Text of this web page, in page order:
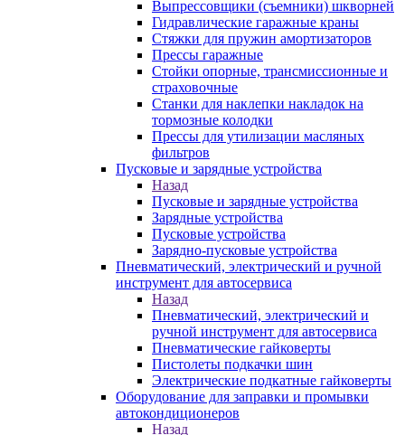
Выпрессовщики (съемники) шкворней
Гидравлические гаражные краны
Стяжки для пружин амортизаторов
Прессы гаражные
Стойки опорные, трансмиссионные и
страховочные
Станки для наклепки накладок на
тормозные колодки
Прессы для утилизации масляных
фильтров
Пусковые и зарядные устройства
Назад
Пусковые и зарядные устройства
Зарядные устройства
Пусковые устройства
Зарядно-пусковые устройства
Пневматический, электрический и ручной
инструмент для автосервиса
Назад
Пневматический, электрический и
ручной инструмент для автосервиса
Пневматические гайковерты
Пистолеты подкачки шин
Электрические подкатные гайковерты
Оборудование для заправки и промывки
автокондиционеров
Назад